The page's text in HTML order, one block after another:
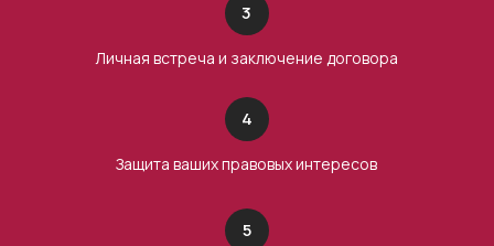
3
Личная встреча и заключение договора
4
Защита ваших правовых интересов
5